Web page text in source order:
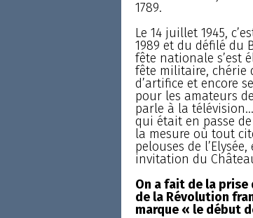
1789.
Le 14 juillet 1945,
1989 et du défilé du
fête nationale s’est
fête militaire, chérie
d’artifice et encore
pour les amateurs
parle à la
qui était en passe
la mesure où tout
pelouses de
invitation du
On a fait de la
de la Révolution
marque « le début